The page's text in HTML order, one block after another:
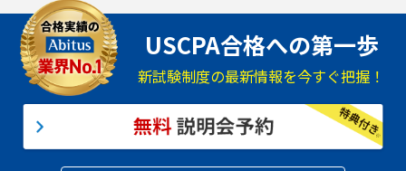
USCPA合格への第一歩
新試験制度の最新情報を今すぐ把握！